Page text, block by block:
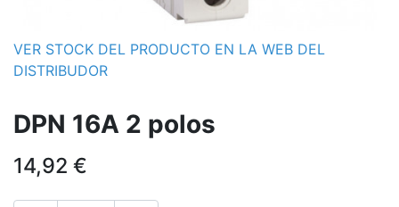
VER STOCK DEL PRODUCTO EN LA WEB DEL
DISTRIBUDOR
DPN 16A 2 polos
14,92 €